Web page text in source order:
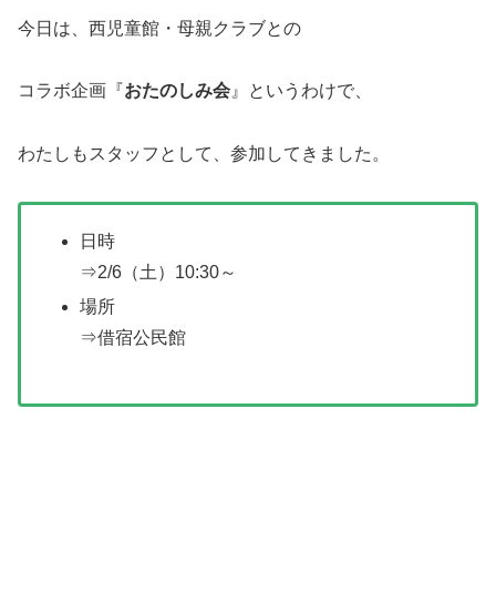
今日は、西児童館・母親クラブとの
コラボ企画『おたのしみ会 』というわけで、
わたしもスタッフとして、参加してきました。
日時
⇒2/6（土）10:30～
場所
⇒借宿公民館